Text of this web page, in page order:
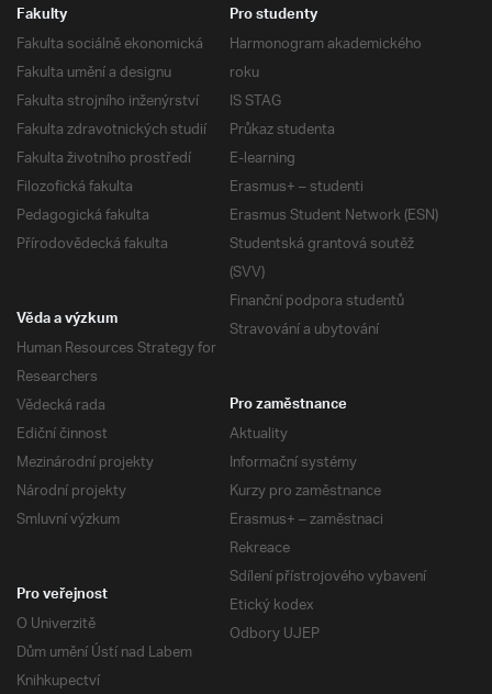
Fakulty
Fakulta sociálně ekonomická
Fakulta umění a designu
Fakulta strojního inženýrství
Fakulta zdravotnických studií
Fakulta životního prostředí
Filozofická fakulta
Pedagogická fakulta
Přírodovědecká fakulta
Pro studenty
Harmonogram akademického
roku
IS STAG
Průkaz studenta
E-learning
Erasmus+ – studenti
Erasmus Student Network (ESN)
Studentská grantová soutěž
(SVV)
Finanční podpora studentů
Stravování a ubytování
Věda a výzkum
Human Resources Strategy for
Researchers
Vědecká rada
Ediční činnost
Mezinárodní projekty
Národní projekty
Smluvní výzkum
Pro zaměstnance
Aktuality
Informační systémy
Kurzy pro zaměstnance
Erasmus+ – zaměstnaci
Rekreace
Sdílení přístrojového vybavení
Etický kodex
Odbory UJEP
Pro veřejnost
O Univerzitě
Dům umění Ústí nad Labem
Knihkupectví